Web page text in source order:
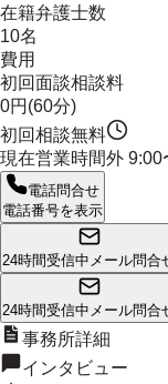
在籍弁護士数
10名
費用
初回面談相談料
0円(60分)
初回相談無料
現在営業時間外 9:00
電話問合せ
電話番号を表示
24時間受信中 メール問合
24時間受信中 メール問合
事務所詳細
インタビュー